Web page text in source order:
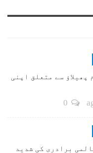
سے متعلق اپنی
برادری کی شدید